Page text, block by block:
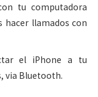
tu computadora
llamados con
el iPhone a tu
via Bluetooth.